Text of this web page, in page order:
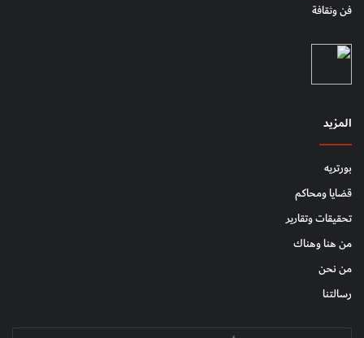
فن وثقافة
المزيد
بورتريه
قضايا ومحاكم
تحقيقات وتقارير
من هنا وهناك
من نحن
رسالتنا